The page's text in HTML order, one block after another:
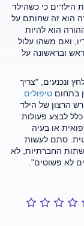
הילדים כי כשהילד
ההורה הוא זה שחותם על
הוא להיות
ואם משהו עלול
ובראשונה על
ונכנעים, "צריך
בתחום טיפולים
הרצון של הילד
לבצע פעולות
או בעיה
סתם לעשות
החברתיות, לא
לא פשוטים".